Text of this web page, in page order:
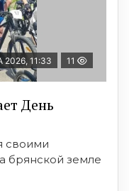
2026, 11:33 11
День
своими
брянской земле